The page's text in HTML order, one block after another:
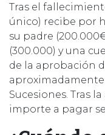
Tras el
único) recibe por
su padre
(300.000) y una
de la aprobación
Sucesiones. Tras
importe a pagar